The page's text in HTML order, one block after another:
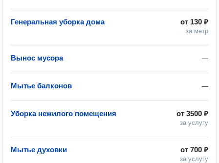
от 130 ₽
за метр
Генеральная уборка дома
—
Вынос мусора
—
Мытье балконов
от 3500 ₽
за услугу
Уборка нежилого помещения
от 700 ₽
за услугу
Мытье духовки